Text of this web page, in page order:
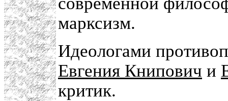
марксизм.
Идеологами
Евгения Книпович и
критик.